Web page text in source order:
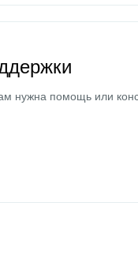
нужна помощь или